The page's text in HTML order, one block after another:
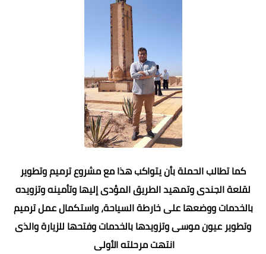
كما تطالب الحملة بأن يتواكب هذا مع مشروع ترميم وتطوير
لقلعة الجندى وتمهيد الطريق المؤدى إليها وتأمينه وتزويده
بالخدمات ووضعها على خارطة السياحة، واستكمال عمل ترميم
وتطوير عيون موسى وتزويدها بالخدمات وفتحها للزيارة والذى
انتهت مرحلته الأولى